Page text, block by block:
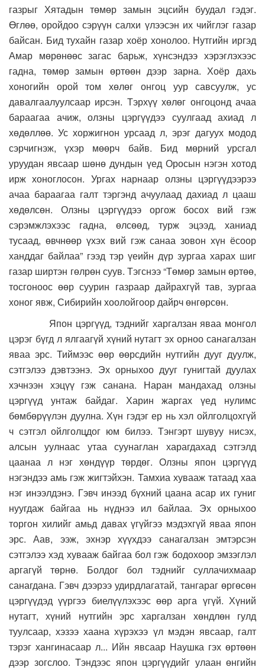
газрыг Хятадын төмөр замын эцсийн буудал гэдэг.
Өглөө, оройдоо сэрүүн салхи үлээсэн их чийглэг газар
байсан. Бид тухайн газар хоёр хонолоо. Нутгийн иргэд
Амар мөрөнөөс загас барьж, хүнсэндээ хэрэглэхээс
гадна, төмөр замын өртөөн дээр зарна. Хоёр дахь
хоногийн орой том хөлөг онгоц уур савсуулж, ус
давалгаалуулсаар ирсэн. Тэрхүү хөлөг онгоцонд ачаа
бараагаа ачиж, олзны цэргүүдээ суулгаад ахиад л
хөдөллөө. Ус хоржигнон урсаад л, эрэг дагуух модод
сэрчигнэж, үхэр мөөрч байв. Бид мөрний урсгал
уруудан явсаар шөнө дундын үед Оросын нэгэн хотод
ирж хоноглосон. Ургах нарнаар олзны цэргүүдээрээ
ачаа бараагаа галт тэргэнд ачуулаад дахиад л цааш
хөдөлсөн. Олзны цэргүүдээ оргож босох вий гэж
сэрэмжлэхээс гадна, өлсөөд, турж эцээд, ханиад
тусаад, өвчнөөр үхэх вий гэж санаа зовон хүн ёсоор
ханддаг байлаа” гээд тэр үеийн дүр зургаа харах шиг
газар ширтэн гөлрөн суув. Тэгснээ “Төмөр замын өртөө,
тосгоноос өөр суурин газраар дайрахгүй тав, зургаа
хоног явж, Сибирийн хоолойгоор дайрч өнгөрсөн.
Япон цэргүүд, тэднийг харгалзан яваа монгол
цэрэг бүгд л ялгаагүй хүний нутагт эх орноо санагалзан
яваа эрс. Тиймээс өөр өөрсдийн нутгийн дууг дуулж,
сэтгэлээ дэвтээнэ. Эх орныхоо дууг гунигтай дуулах
хэчнээн хэцүү гэж санана. Наран мандахад олзны
цэргүүд унтаж байдаг. Харин жаргах үед нулимс
бөмбөрүүлэн дуулна. Хүн гэдэг ер нь хэл ойлголцохгүй
ч сэтгэл ойлголцдог юм билээ. Тэнгэрт шувуу нисэх,
алсын уулнаас утаа суунаглан харагдахад сэтгэлд
цаанаа л нэг хөндүүр төрдөг. Олзны япон цэргүүд
нэгэндээ амь гэж жигтэйхэн. Тамхиа хувааж татаад хаа
нэг инээлдэнэ. Гэвч инээд бүхний цаана асар их гуниг
нуугдаж байгаа нь нүднээ ил байлаа. Эх орныхоо
торгон хилийг амьд давах үгүйгээ мэдэхгүй яваа япон
эрс. Аав, ээж, эхнэр хүүхдээ санагалзан эмтэрсэн
сэтгэлээ хэд хувааж байгаа бол гэж бодохоор эмзэглэл
аргагүй төрнө. Болдог бол тэднийг суллачихмаар
санагдана. Гэвч дээрээ удирдлагатай, тангараг өргөсөн
цэргүүдэд үүргээ биелүүлэхээс өөр арга үгүй. Хүний
нутагт, хүний нутгийн эрс харгалзан хөндлөн гулд
туулсаар, хэзээ хаана хүрэхээ үл мэдэн явсаар, галт
тэрэг хангинасаар л... Ийн явсаар Наушка гэх өртөөн
дээр зогслоо. Тэндээс япон цэргүүдийг улаан өнгийн